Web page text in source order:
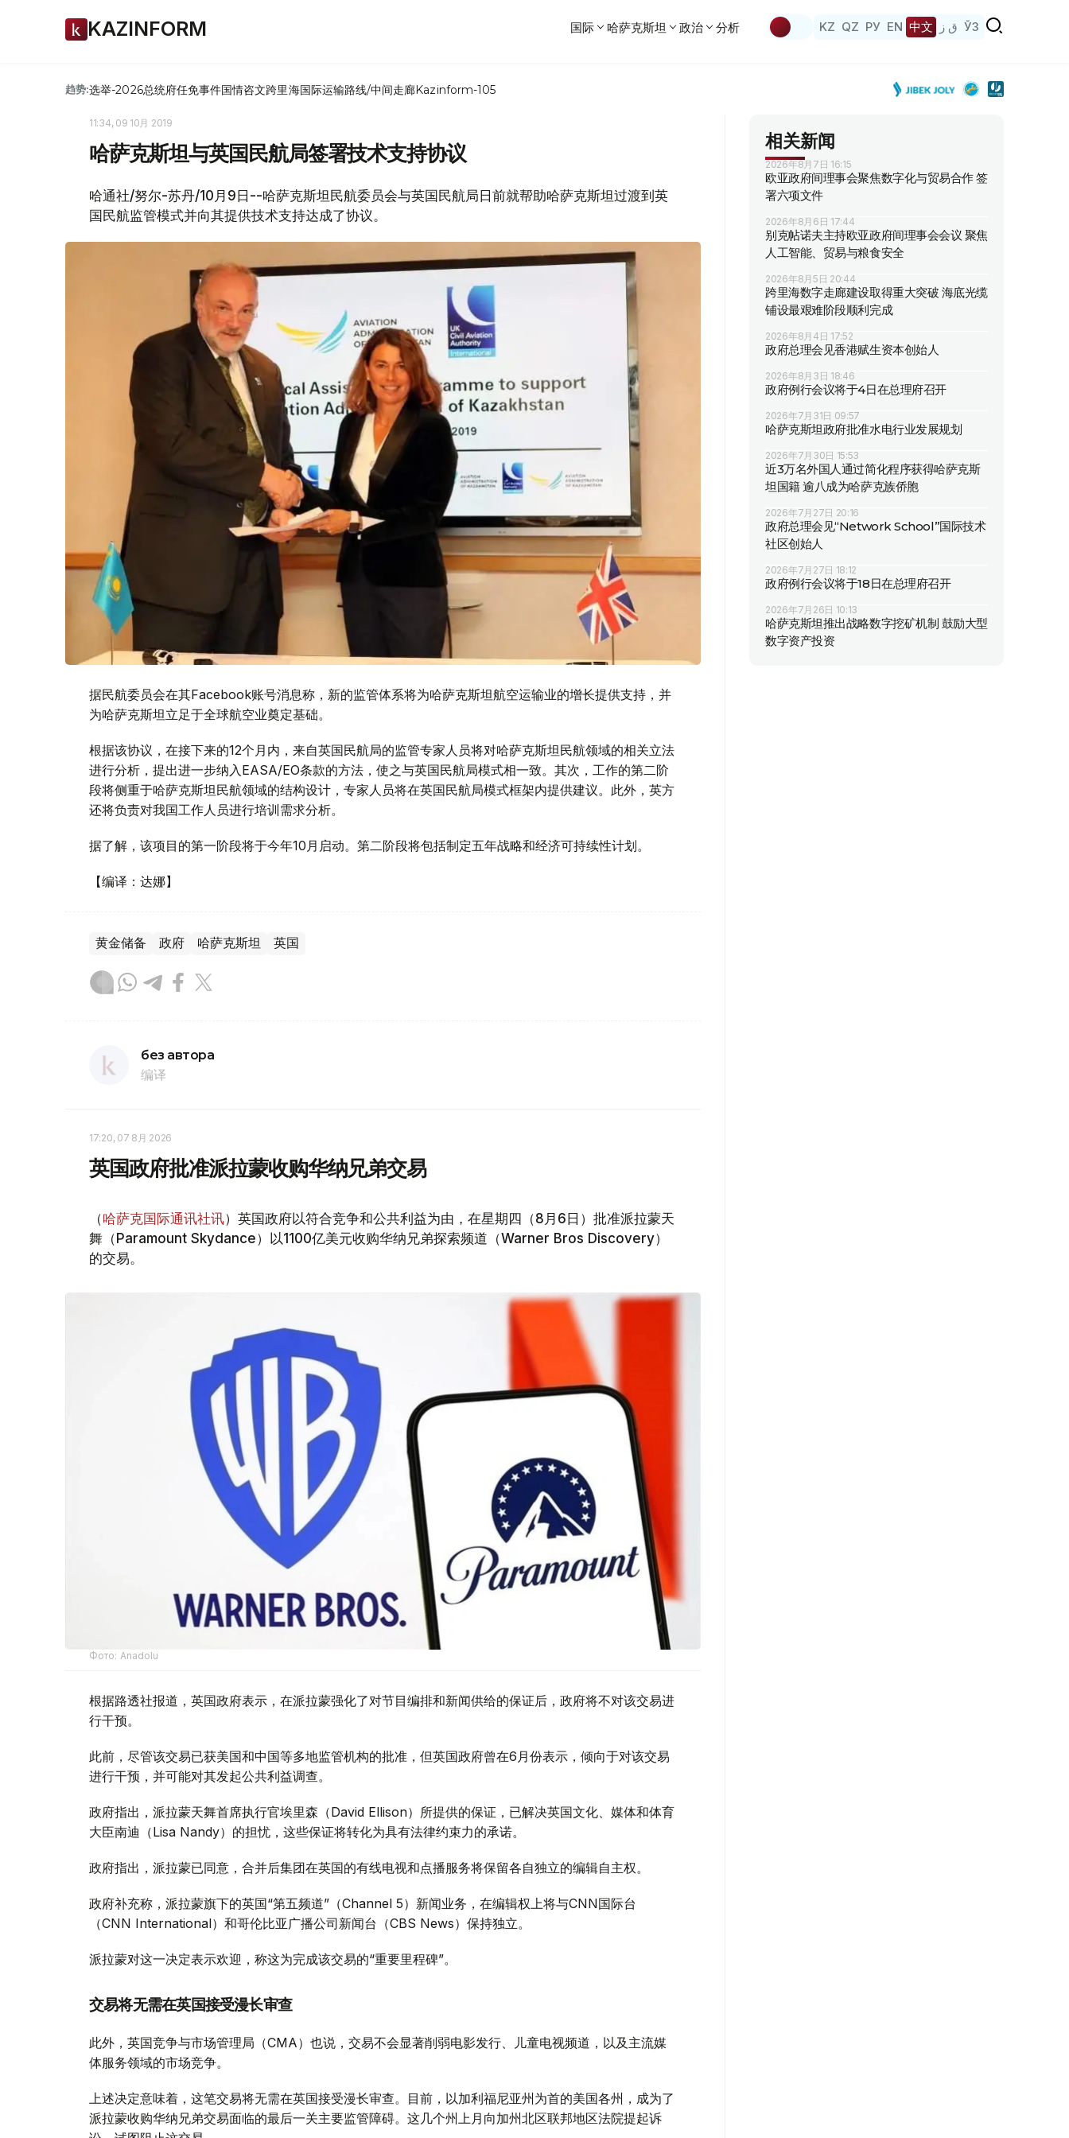
KAZINFORM 国际 哈萨克斯坦 政治 分析 KZ QZ РУ EN 中文 ق ز ЎЗ
趋势:选举-2026总统府任免事件国情咨文跨里海国际运输路线/中间走廊Kazinform-105
11:34, 09 10月 2019
哈萨克斯坦与英国民航局签署技术支持协议
哈通社/努尔-苏丹/10月9日--哈萨克斯坦民航委员会与英国民航局日前就帮助哈萨克斯坦过渡到英
国民航监管模式并向其提供技术支持达成了协议。
据民航委员会在其Facebook账号消息称，新的监管体系将为哈萨克斯坦航空运输业的增长提供支持，并
为哈萨克斯坦立足于全球航空业奠定基础。
根据该协议，在接下来的12个月内，来自英国民航局的监管专家人员将对哈萨克斯坦民航领域的相关立法
进行分析，提出进一步纳入EASA/ЕО条款的方法，使之与英国民航局模式相一致。其次，工作的第二阶
段将侧重于哈萨克斯坦民航领域的结构设计，专家人员将在英国民航局模式框架内提供建议。此外，英方
还将负责对我国工作人员进行培训需求分析。
据了解，该项目的第一阶段将于今年10月启动。第二阶段将包括制定五年战略和经济可持续性计划。
【编译：达娜】
黄金储备 政府 哈萨克斯坦 英国
без автора
编译
17:20, 07 8月 2026
英国政府批准派拉蒙收购华纳兄弟交易
（哈萨克国际通讯社讯）英国政府以符合竞争和公共利益为由，在星期四（8月6日）批准派拉蒙天
舞（Paramount Skydance）以1100亿美元收购华纳兄弟探索频道（Warner Bros Discovery）
的交易。
Фото: Аnadolu
根据路透社报道，英国政府表示，在派拉蒙强化了对节目编排和新闻供给的保证后，政府将不对该交易进
行干预。
此前，尽管该交易已获美国和中国等多地监管机构的批准，但英国政府曾在6月份表示，倾向于对该交易
进行干预，并可能对其发起公共利益调查。
政府指出，派拉蒙天舞首席执行官埃里森（David Ellison）所提供的保证，已解决英国文化、媒体和体育
大臣南迪（Lisa Nandy）的担忧，这些保证将转化为具有法律约束力的承诺。
政府指出，派拉蒙已同意，合并后集团在英国的有线电视和点播服务将保留各自独立的编辑自主权。
政府补充称，派拉蒙旗下的英国“第五频道”（Channel 5）新闻业务，在编辑权上将与CNN国际台
（CNN International）和哥伦比亚广播公司新闻台（CBS News）保持独立。
派拉蒙对这一决定表示欢迎，称这为完成该交易的“重要里程碑”。
交易将无需在英国接受漫长审查
此外，英国竞争与市场管理局（CMA）也说，交易不会显著削弱电影发行、儿童电视频道，以及主流媒
体服务领域的市场竞争。
上述决定意味着，这笔交易将无需在英国接受漫长审查。目前，以加利福尼亚州为首的美国各州，成为了
派拉蒙收购华纳兄弟交易面临的最后一关主要监管障碍。这几个州上月向加州北区联邦地区法院提起诉
相关新闻
2026年8月7日 16:15
欧亚政府间理事会聚焦数字化与贸易合作 签
署六项文件
2026年8月6日 17:44
别克帖诺夫主持欧亚政府间理事会会议 聚焦
人工智能、贸易与粮食安全
2026年8月5日 20:44
跨里海数字走廊建设取得重大突破 海底光缆
铺设最艰难阶段顺利完成
2026年8月4日 17:52
政府总理会见香港赋生资本创始人
2026年8月3日 18:46
政府例行会议将于4日在总理府召开
2026年7月31日 09:57
哈萨克斯坦政府批准水电行业发展规划
2026年7月30日 15:53
近3万名外国人通过简化程序获得哈萨克斯
坦国籍 逾八成为哈萨克族侨胞
2026年7月27日 20:16
政府总理会见“Network School”国际技术
社区创始人
2026年7月27日 18:12
政府例行会议将于18日在总理府召开
2026年7月26日 10:13
哈萨克斯坦推出战略数字挖矿机制 鼓励大型
数字资产投资